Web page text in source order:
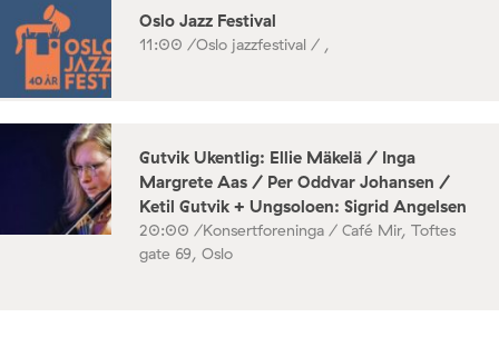
Oslo Jazz Festival
11:00 /Oslo jazzfestival / ,
Gutvik Ukentlig: Ellie Mäkelä / Inga
Margrete Aas / Per Oddvar Johansen /
Ketil Gutvik + Ungsoloen: Sigrid Angelsen
20:00 /Konsertforeninga / Café Mir, Toftes
gate 69, Oslo